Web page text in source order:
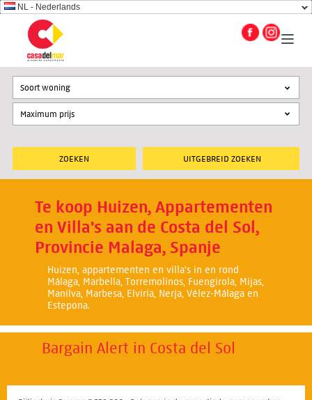
NL - Nederlands
UITGEBREID ZOEKEN
Soort woning
Te koop Huizen, Appartementen
en Villa's aan de Costa del Sol,
Provincie Malaga, Spanje
Huizen, appartementen en villa's in en rond
Málaga, Marbella, Torremolinos, Fuengirola, Mijas,
Manilva, Marbesa, Elviria, Nerja, Vélez-Málaga en
Estepona.
Bargain Alert in Costa del Sol